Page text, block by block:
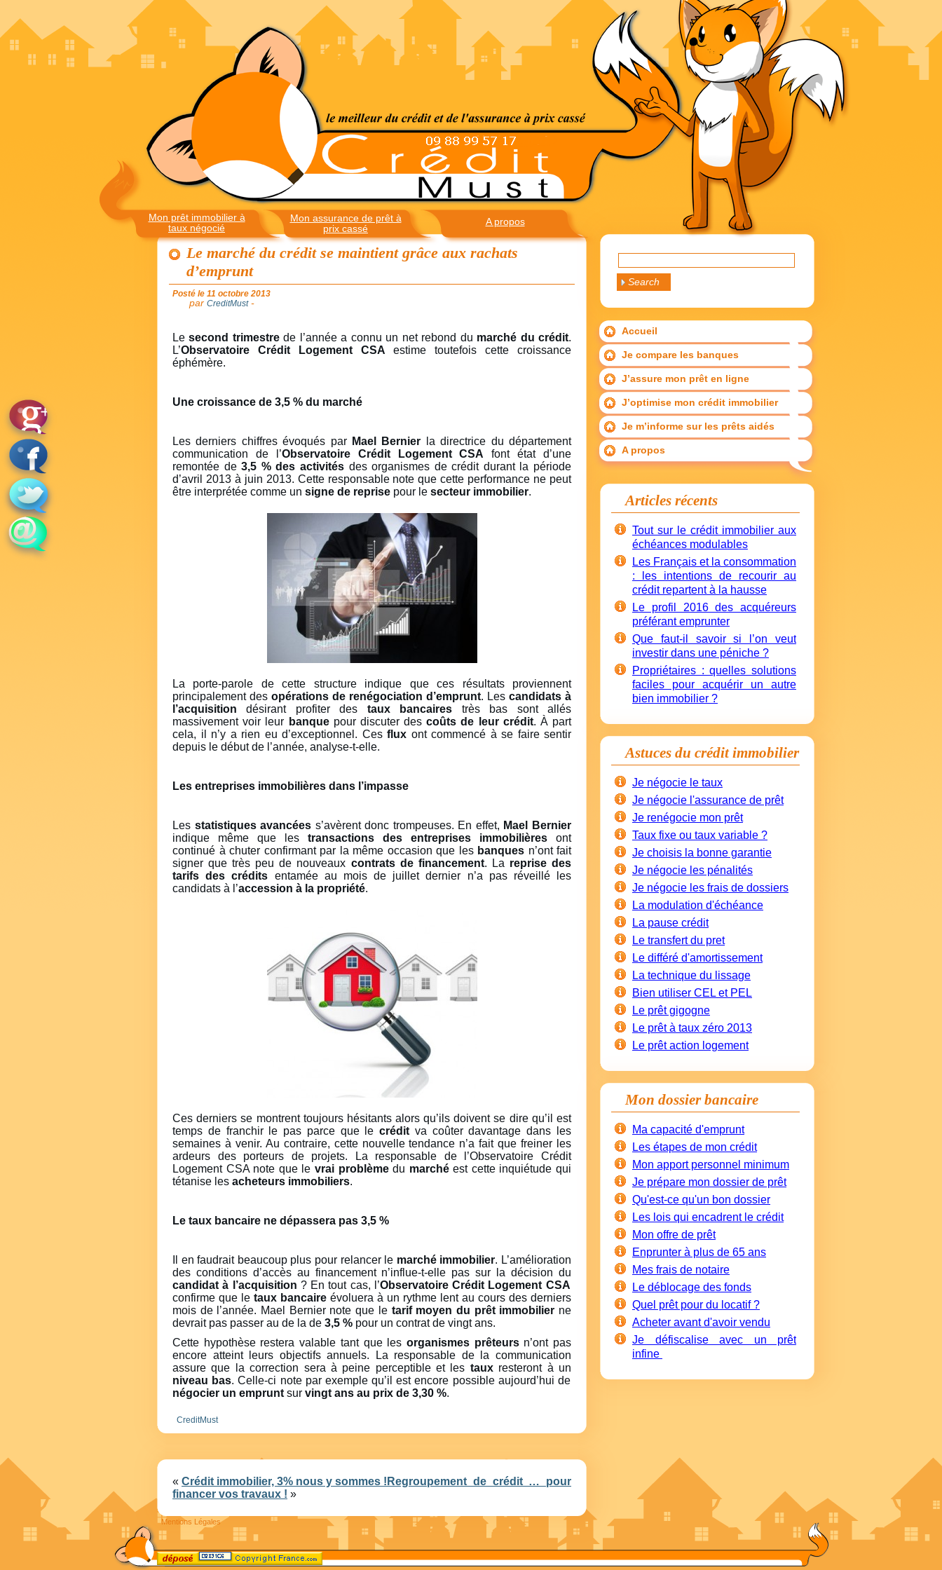
Mon prêt immobilier à
taux négocié
Mon assurance de prêt à
prix cassé
A propos
Le marché du crédit se maintient grâce aux rachats
d’emprunt
Posté le 11 octobre 2013
par CreditMust-
Le second trimestrede l’année a connu un net rebond du marché du crédit.
L’Observatoire Crédit Logement CSA estime toutefois cette croissance
éphémère.
Une croissance de 3,5 % du marché
Les derniers chiffres évoqués par Mael Bernier la directrice du département
communication de l’Observatoire Crédit Logement CSA font état d’une
remontée de3,5 % des activitésdes organismes de crédit durant la période
d’avril 2013 à juin 2013. Cette responsable note que cette performance ne peut
être interprétée comme un signe de reprise pour le secteur immobilier.
La porte-parole de cette structure indique que ces résultats proviennent
principalement des opérations de renégociation d’emprunt. Les candidats à
l’acquisition désirant profiter des taux bancaires très bas sont allés
massivement voir leur banquepour discuter descoûts de leur crédit. À part
cela, il n’y a rien eu d’exceptionnel. Ces flux ont commencé à se faire sentir
depuis le début de l’année, analyse-t-elle.
Les entreprises immobilières dans l’impasse
Les statistiques avancées s’avèrent donc trompeuses. En effet, Mael Bernier
indique même que les transactions des entreprises immobilières ont
continué à chuter confirmant par la même occasion que les banques n’ont fait
signer que très peu de nouveaux contrats de financement. La reprise des
tarifs des crédits entamée au mois de juillet dernier n’a pas réveillé les
candidats à l’accession à la propriété.
Ces derniers se montrent toujours hésitants alors qu’ils doivent se dire qu’il est
temps de franchir le pas parce que lecrédit va coûter davantage dans les
semaines à venir. Au contraire, cette nouvelle tendance n’a fait que freiner les
ardeurs des porteurs de projets. La responsable de l’Observatoire Crédit
Logement CSA note que le vrai problèmedu marchéest cette inquiétude qui
tétanise les acheteurs immobiliers.
Le taux bancaire ne dépassera pas 3,5 %
Il en faudrait beaucoup plus pour relancer le marché immobilier. L’amélioration
des conditions d’accès au financement n’influe-t-elle pas sur la décision du
candidat à l’acquisition ? En tout cas, l’Observatoire Crédit Logement CSA
confirme que le taux bancaire évoluera à un rythme lent au cours des derniers
mois de l’année. Mael Bernier note que le tarif moyen du prêt immobilier ne
devrait pas passer au de la de 3,5 % pour un contrat de vingt ans.
Cette hypothèse restera valable tant que les organismes prêteursn’ont pas
encore atteint leurs objectifs annuels. La responsable de la communication
assure que la correction sera à peine perceptible et les tauxresteront à un
niveau bas. Celle-ci note par exemple qu’il est encore possible aujourd’hui de
négocier un emprunt sur vingt ans au prix de 3,30 %.
CreditMust
« Crédit immobilier, 3% nous y sommes ! Regroupement de crédit … pour
financer vos travaux ! »
Accueil
Je compare les banques
J’assure mon prêt en ligne
J’optimise mon crédit immobilier
Je m’informe sur les prêts aidés
A propos
Articles récents
Tout sur le crédit immobilier aux
échéances modulables
Les Français et la consommation
: les intentions de recourir au
crédit repartent à la hausse
Le profil 2016 des acquéreurs
préférant emprunter
Que faut-il savoir si l’on veut
investir dans une péniche ?
Propriétaires : quelles solutions
faciles pour acquérir un autre
bien immobilier ?
Astuces du crédit immobilier
Je négocie le taux
Je négocie l'assurance de prêt
Je renégocie mon prêt
Taux fixe ou taux variable ?
Je choisis la bonne garantie
Je négocie les pénalités
Je négocie les frais de dossiers
La modulation d'échéance
La pause crédit
Le transfert du pret
Le différé d'amortissement
La technique du lissage
Bien utiliser CEL et PEL
Le prêt gigogne
Le prêt à taux zéro 2013
Le prêt action logement
Mon dossier bancaire
Ma capacité d'emprunt
Les étapes de mon crédit
Mon apport personnel minimum
Je prépare mon dossier de prêt
Qu'est-ce qu'un bon dossier
Les lois qui encadrent le crédit
Mon offre de prêt
Enprunter à plus de 65 ans
Mes frais de notaire
Le déblocage des fonds
Quel prêt pour du locatif ?
Acheter avant d'avoir vendu
Je défiscalise avec un prêt
infine
Mentions Légales